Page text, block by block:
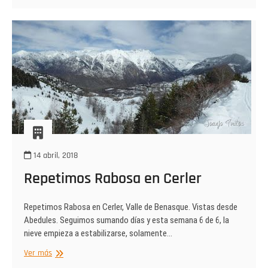
14 abril, 2018
Repetimos Rabosa en Cerler
Repetimos Rabosa en Cerler, Valle de Benasque. Vistas desde
Abedules. Seguimos sumando días y esta semana 6 de 6, la
nieve empieza a estabilizarse, solamente…
Ver másRepetimos